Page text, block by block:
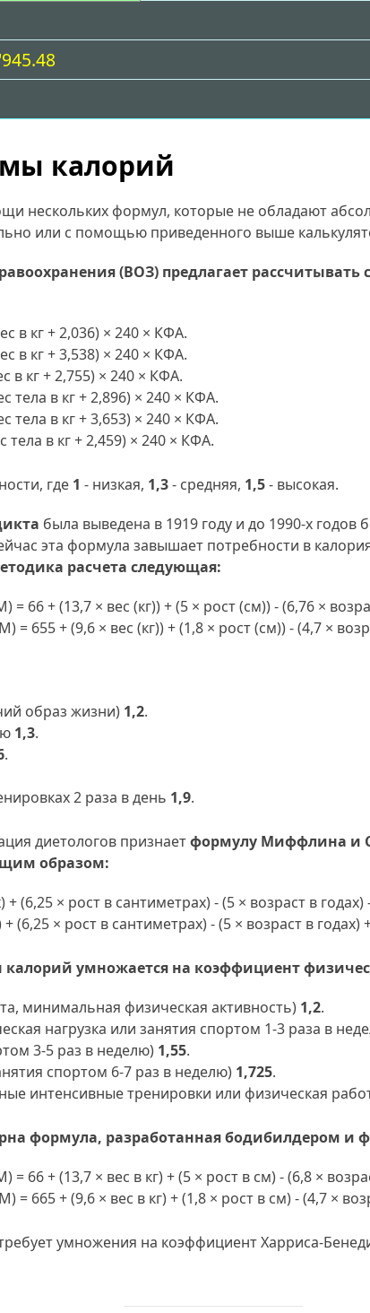
калорий
нескольких формул, которые не обладают
или с помощью приведенного выше
(ВОЗ) предлагает рассчитывать
в кг + 2,036) × 240 × КФА.
в кг + 3,538) × 240 × КФА.
в кг + 2,755) × 240 × КФА.
тела в кг + 2,896) × 240 × КФА.
тела в кг + 3,653) × 240 × КФА.
в кг + 2,459) × 240 × КФА.
где 1 - низкая, 1,3- средняя, 1,5- высокая.
была выведена в 1919 году и до 1990-х
эта формула завышает потребности в
расчета следующая:
+ (13,7 × вес (кг)) + (5 × рост (см)) - (6,76 ×
+ (9,6 × вес (кг)) + (1,8 × рост (см)) - (4,7 ×
образ жизни) 1,2.
1,3.
.
2 раза в день 1,9.
диетологов признаетформулу Миффлина и
образом:
(6,25 × рост в сантиметрах) - (5 × возраст в годах)
× рост в сантиметрах) - (5 × возраст в годах)
умножается на коэффициент
минимальная физическая активность) 1,2.
нагрузка или занятия спортом 1-3 раза в
3-5 раз в неделю) 1,55.
спортом 6-7 раз в неделю) 1,725.
интенсивные тренировки или физическая
формула, разработанная бодибилдером и
+ (13,7 × вес в кг) + (5 × рост в см) - (6,8 ×
+ (9,6 × вес в кг) + (1,8 × рост в см) - (4,7 ×
умножения на коэффициент Харриса-